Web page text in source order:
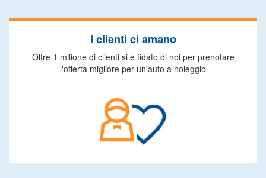
I clienti ci amano
Oltre 1 milione di clienti si è fidato di noi per prenotare
l'offerta migliore per un'auto a noleggio